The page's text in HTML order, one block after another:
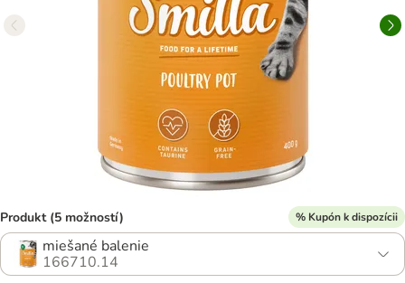
Produkt (5 možností) % Kupón k dispozícii
miešané balenie
166710.14